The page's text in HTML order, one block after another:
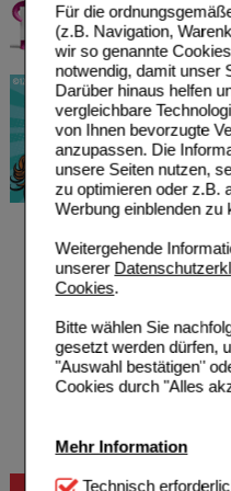
Für die
(z.B. Navigation,
wir so genannte
notwendig, damit unser
Darüber hinaus helfen
vergleichbare
von Ihnen bevorzugte
anzupassen. Die
unsere Seiten nutzen,
zu optimieren oder z.B.
Werbung einblenden zu
Weitergehende
unserer
Cookies.
Bitte wählen Sie
gesetzt werden dürfen,
"Auswahl bestätigen"
Cookies durch "Alles
Mehr Information
Technisch Notwendig:
Technisch